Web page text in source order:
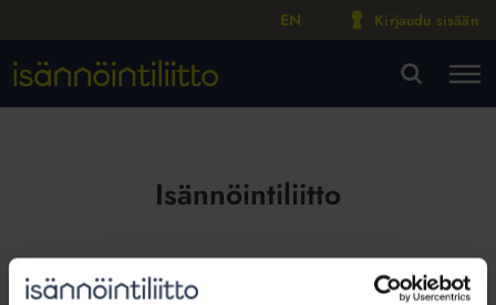
EN Kirjaudu sisään
Isännöintiliitto